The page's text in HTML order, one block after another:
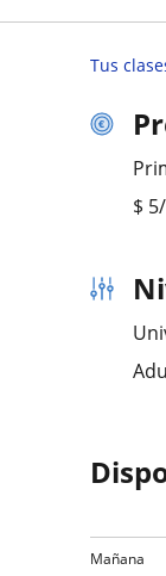
Tus
$ 5
Mañana